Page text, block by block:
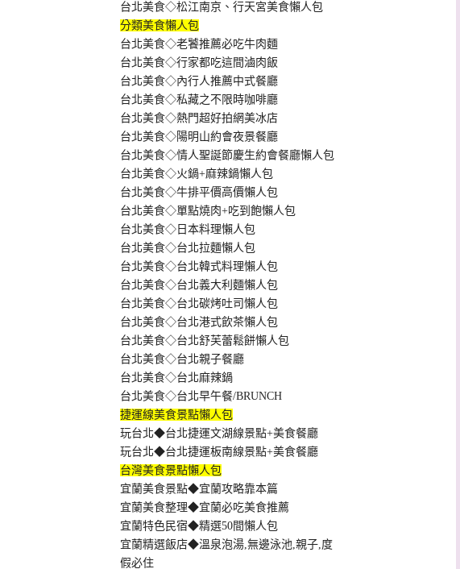
台北美食◇松江南京、行天宮美食懶人包
分類美食懶人包
台北美食◇老饕推薦必吃牛肉麵
台北美食◇行家都吃這間滷肉飯
台北美食◇內行人推薦中式餐廳
台北美食◇私藏之不限時咖啡廳
台北美食◇熱門超好拍網美冰店
台北美食◇陽明山約會夜景餐廳
台北美食◇情人聖誕節慶生約會餐廳懶人包
台北美食◇火鍋+麻辣鍋懶人包
台北美食◇牛排平價高價懶人包
台北美食◇單點燒肉+吃到飽懶人包
台北美食◇日本料理懶人包
台北美食◇台北拉麵懶人包
台北美食◇台北韓式料理懶人包
台北美食◇台北義大利麵懶人包
台北美食◇台北碳烤吐司懶人包
台北美食◇台北港式飲茶懶人包
台北美食◇台北舒芙蕾鬆餅懶人包
台北美食◇台北親子餐廳
台北美食◇台北麻辣鍋
台北美食◇台北早午餐/BRUNCH
捷運線美食景點懶人包
玩台北◆台北捷運文湖線景點+美食餐廳
玩台北◆台北捷運板南線景點+美食餐廳
台灣美食景點懶人包
宜蘭美食景點◆宜蘭攻略靠本篇
宜蘭美食整理◆宜蘭必吃美食推薦
宜蘭特色民宿◆精選50間懶人包
宜蘭精選飯店◆溫泉泡湯,無邊泳池,親子,度
假必住